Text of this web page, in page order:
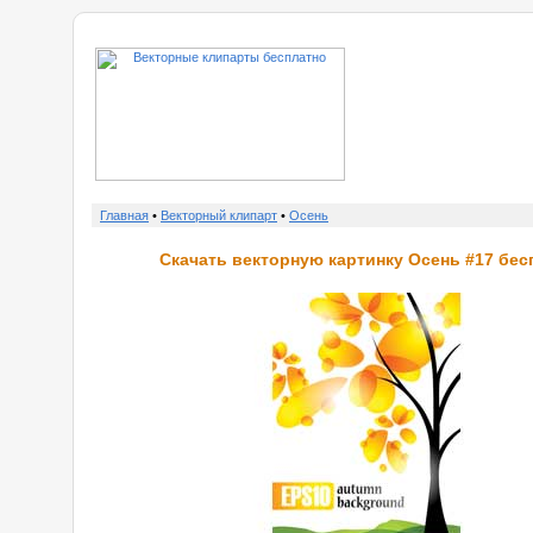
Главная • Векторный клипарт • Осень
Скачать векторную картинку Осень #17